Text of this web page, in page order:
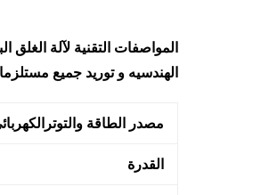
المواصفات التقنية لآلة
الهندسيه و توريد جميع
مصدر الطاقة
القدرة